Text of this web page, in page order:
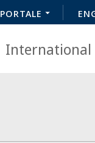
PORTALE
International